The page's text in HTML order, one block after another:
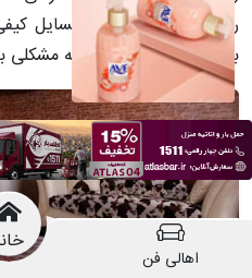
اهالی فن
رنگ آمیزی و طرح و مسایل
باشد تا در زمان فروش به مشکلی